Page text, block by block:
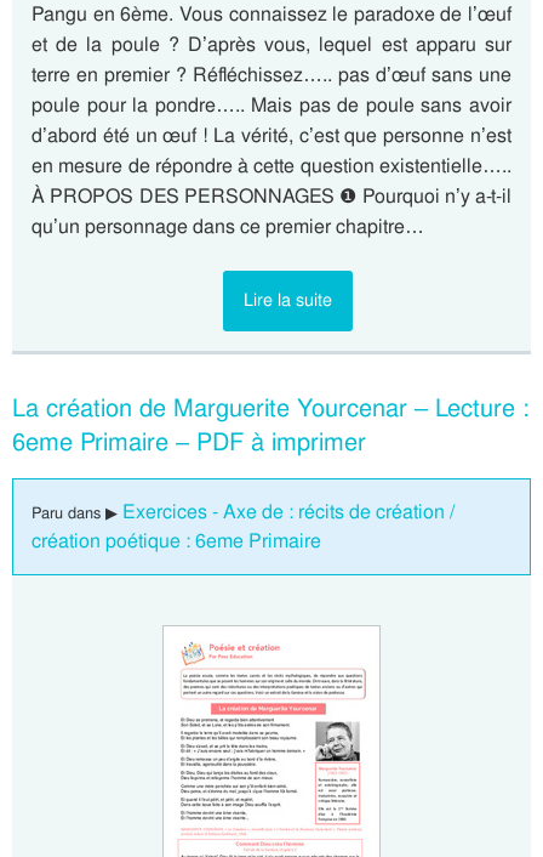
Pangu en 6ème. Vous connaissez le paradoxe de l’œuf
et de la poule ? D’après vous, lequel est apparu sur
terre en premier ? Réfléchissez….. pas d’œuf sans une
poule pour la pondre….. Mais pas de poule sans avoir
d’abord été un œuf ! La vérité, c’est que personne n’est
en mesure de répondre à cette question existentielle…..
À PROPOS DES PERSONNAGES ❶ Pourquoi n’y a-t-il
qu’un personnage dans ce premier chapitre…
Lire la suite
La création de Marguerite Yourcenar – Lecture :
6eme Primaire – PDF à imprimer
Paru dans ▶ Exercices - Axe de : récits de création /
création poétique : 6eme Primaire